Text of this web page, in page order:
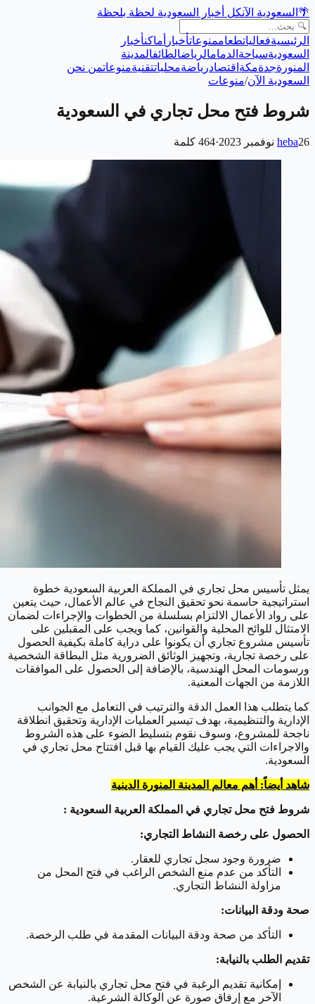
🌴 السعودية الآنكل أخبار السعودية لحظة بلحظة
الرئيسيةفعالياتطعاممنوعاتأخبار أماكنأخبار
السعوديةسياحة الدمامالرياضالطائفالمدينة
المنورةجدةمكة اقتصادرياضةمحلياتتقنيةمنوعاتمن نحن
السعودية الآن/منوعات
شروط فتح محل تجاري في السعودية
heba26 نوفمبر 2023 ·
464 كلمة
يمثل تأسيس محل تجاري في المملكة العربية السعودية خطوة
استراتيجية حاسمة نحو تحقيق النجاح في عالم الأعمال، حيث يتعين
على رواد الأعمال الالتزام بسلسلة من الخطوات والإجراءات لضمان
الامتثال للوائح المحلية والقوانين، كما ويجب على المقبلين على
تأسيس مشروع تجاري أن يكونوا على دراية كاملة بكيفية الحصول
على رخصة تجارية، وتجهيز الوثائق الضرورية مثل البطاقة الشخصية
ورسومات المحل الهندسية، بالإضافة إلى الحصول على الموافقات
اللازمة من الجهات المعنية.
كما يتطلب هذا العمل الدقة والترتيب في التعامل مع الجوانب
الإدارية والتنظيمية، بهدف تيسير العمليات الإدارية وتحقيق انطلاقة
ناجحة للمشروع، وسوف نقوم بتسليط الضوء على هذه الشروط
والاجراءات التي يجب عليك القيام بها قبل افتتاح محل تجاري في
السعودية.
شاهد أيضاً: أهم معالم المدينة المنورة الدينية
شروط فتح محل تجاري في المملكة العربية السعودية :
الحصول على رخصة النشاط التجاري:
ضرورة وجود سجل تجاري للعقار.
التأكد من عدم منع الشخص الراغب في فتح المحل من
مزاولة النشاط التجاري.
صحة ودقة البيانات:
التأكد من صحة ودقة البيانات المقدمة في طلب الرخصة.
تقديم الطلب بالنيابة:
إمكانية تقديم الرغبة في فتح محل تجاري بالنيابة عن الشخص
الآخر مع إرفاق صورة عن الوكالة الشرعية.